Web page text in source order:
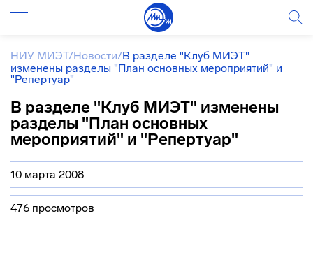
НИУ МИЭТ/Новости/В разделе "Клуб МИЭТ"
изменены разделы "План основных мероприятий" и
"Репертуар"
В разделе "Клуб МИЭТ" изменены
разделы "План основных
мероприятий" и "Репертуар"
10 марта 2008
476 просмотров